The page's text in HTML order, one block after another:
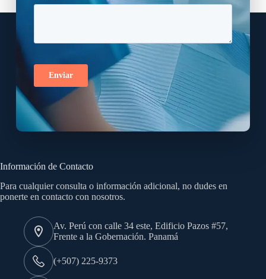
Información de Contacto
Para cualquier consulta o información adicional, no dudes en
ponerte en contacto con nosotros.
Av. Perú con calle 34 este, Edificio Pazos #57,
Frente a la Gobernación. Panamá
(+507) 225-9373